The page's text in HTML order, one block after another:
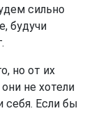
сильно
будучи
но от их
не хотели
себя. Если бы